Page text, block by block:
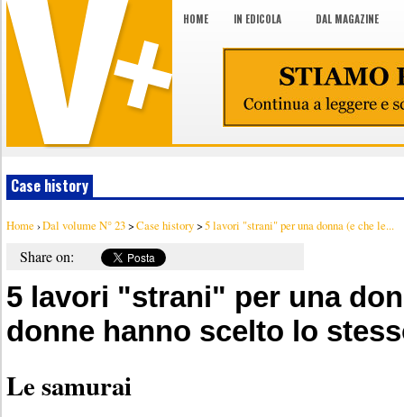
HOME IN EDICOLA DAL MAGAZINE
Case history
Home ›Dal volume N° 23>Case history>5 lavori "strani" per una donna (e che le...
Share on:
5 lavori "strani" per una
donne hanno scelto lo
Le samurai